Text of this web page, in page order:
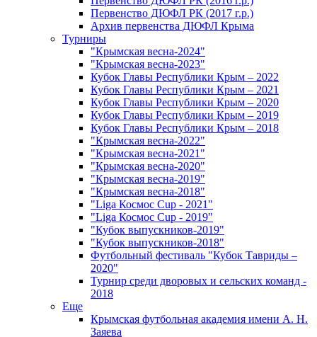
Первенство ДЮФЛ РК (2017 г.р.)
Архив первенства ДЮФЛ Крыма
Турниры
"Крымская весна-2024"
"Крымская весна-2023"
Кубок Главы Республики Крым – 2022
Кубок Главы Республики Крым – 2021
Кубок Главы Республики Крым – 2020
Кубок Главы Республики Крым – 2019
Кубок Главы Республики Крым – 2018
"Крымская весна-2022"
"Крымская весна-2021"
"Крымская весна-2020"
"Крымская весна-2019"
"Крымская весна-2018"
"Liga Космос Cup - 2021"
"Liga Космос Cup - 2019"
"Кубок выпускников-2019"
"Кубок выпускников-2018"
Футбольный фестиваль "Кубок Тавриды –
2020"
Турнир среди дворовых и сельских команд -
2018
Еще
Крымская футбольная академия имени А. Н.
Заяева